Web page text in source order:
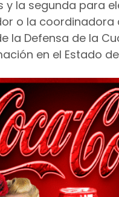
y la segunda para
o la coordinadora
la Defensa de la
en el Estado